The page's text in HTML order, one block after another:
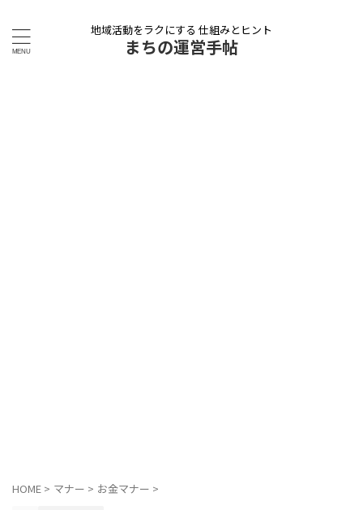
地域活動をラクにする 仕組みとヒント
まちの運営手帖
HOME > マナー > お金マナー >